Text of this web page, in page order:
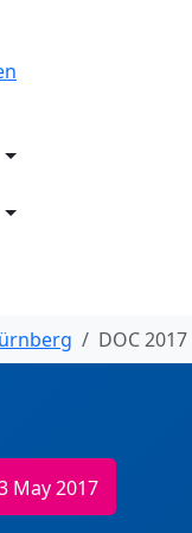
DOC 2017
May 2017